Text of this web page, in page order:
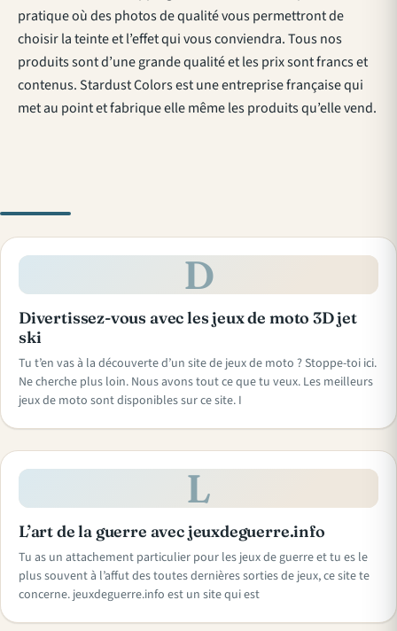
pratique où des photos de qualité vous permettront de
choisir la teinte et l’effet qui vous conviendra. Tous nos
produits sont d’une grande qualité et les prix sont francs et
contenus. Stardust Colors est une entreprise française qui
met au point et fabrique elle même les produits qu’elle vend.
D
Divertissez-vous avec les jeux de moto 3D jet
ski
Tu t’en vas à la découverte d’un site de jeux de moto ? Stoppe-toi ici.
Ne cherche plus loin. Nous avons tout ce que tu veux. Les meilleurs
jeux de moto sont disponibles sur ce site. I
L
L’art de la guerre avec jeuxdeguerre.info
Tu as un attachement particulier pour les jeux de guerre et tu es le
plus souvent à l’affut des toutes dernières sorties de jeux, ce site te
concerne. jeuxdeguerre.info est un site qui est